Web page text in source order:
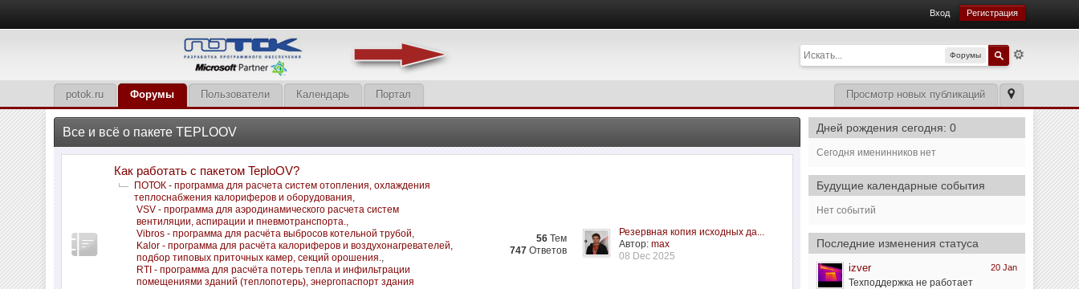
Вход Регистрация
Форумы
Просмотр новых публикаций
potok.ru Форумы Пользователи Календарь Портал
Все и всё о пакете TEPLOOV
Как работать с пакетом TeploOV?
ПОТОК - программа для расчета систем отопления, охлаждения
теплоснабжения калориферов и оборудования,
VSV - программа для аэродинамического расчета систем
вентиляции, аспирации и пневмотранспорта.,
Vibros - программа для расчёта выбросов котельной трубой,
Kalor - программа для расчёта калориферов и воздухонагревателей,
подбор типовых приточных камер, секций орошения.,
RTI - программа для расчёта потерь тепла и инфильтрации
помещениями зданий (теплопотерь), энергопаспорт здания
56 Тем
747 Ответов
Резервная копия исходных да...
Автор:max
08 Dec 2025
Дней рождения сегодня: 0
Сегодня именинников нет
Будущие календарные события
Нет событий
Последние изменения статуса
20 Jan
izver
Техподдержка не работает